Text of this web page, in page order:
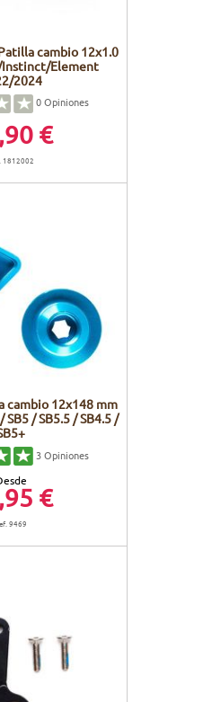
cambio 12x1.0
Element
2024
0Opiniones
€
1812002
cambio 12x148 mm
SB5 / SB5.5 / SB4.5 /
3Opiniones
€
9469